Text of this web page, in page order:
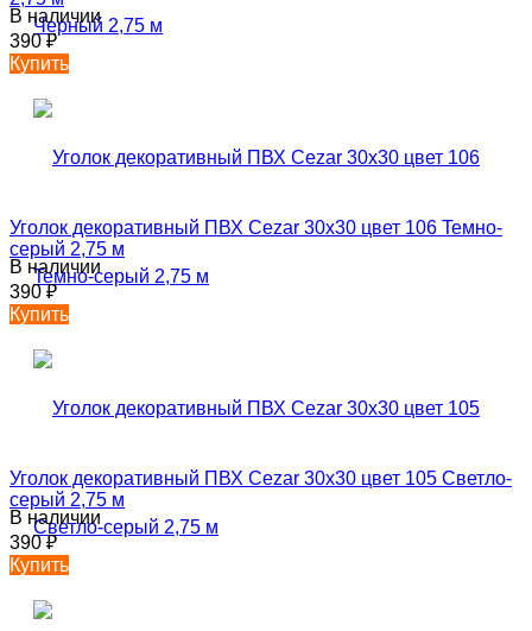
В наличии
390₽
Купить
Уголок декоративный ПВХ Cezar 30х30 цвет 106 Teмнo-
серый 2,75 м
В наличии
390₽
Купить
Уголок декоративный ПВХ Cezar 30х30 цвет 105 Светло-
серый 2,75 м
В наличии
390₽
Купить